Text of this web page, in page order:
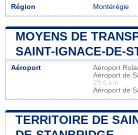
Région Montérégie
MOYENS DE
SAINT-IGNACE-DE-
Aéroport Aéroport
Aéroport de
29.6 km
Aéroport de
TERRITOIRE DE